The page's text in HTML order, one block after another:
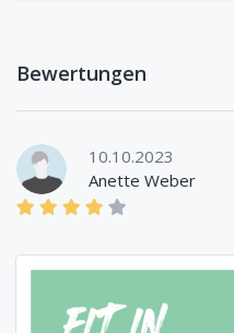
Bewertungen
10.10.2023
Anette Weber
03.09.2025